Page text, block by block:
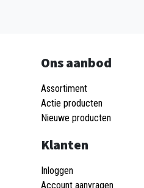
Ons aanbod
Assortiment
Actie producten
Nieuwe producten
Klanten
Inloggen
Account aanvragen